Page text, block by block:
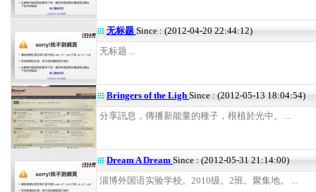
无标题 Since : (2012-04-20 22:44:12)
无标题 ...
Bringers of the Ligh Since : (2012-05-13 18:04:54)
分享訊息，傳播新能量的種子，根植於光中。 ...
Dream A Dream Since : (2012-05-31 21:14:00)
淄博外国语实验学校。2010级。2班。聚集地。 ...